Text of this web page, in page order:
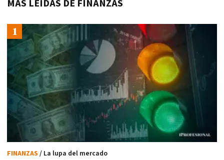
MÁS LEÍDAS DE FINANZAS
FINANZAS / La lupa del mercado